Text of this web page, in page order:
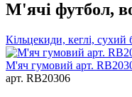
М'ячі футбол,
Кільцекиди, кеглі, сухий
М'яч гумовий арт.
арт. RB20306